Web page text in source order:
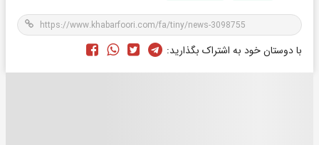
با دوستان خود به اشتراک بگذارید: